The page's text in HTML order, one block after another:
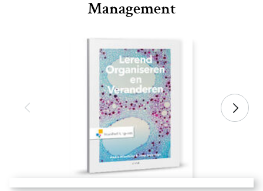
Management